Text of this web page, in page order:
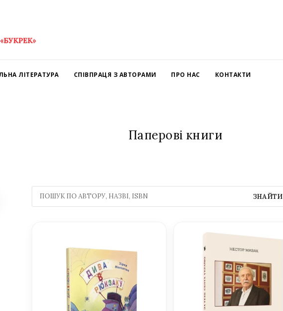
ЛІТЕРАТУРА СПІВПРАЦЯ З АВТОРАМИ ПРО НАС КОНТАКТИ
Паперові книги
ЗНАЙТИ